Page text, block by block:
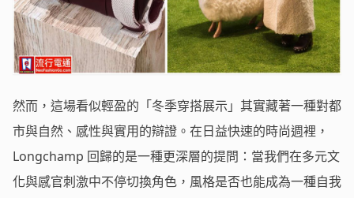
然而，這場看似輕盈的「冬季穿搭展示」其實藏著一種對都
市與自然、感性與實用的辯證。在日益快速的時尚週裡，
Longchamp 回歸的是一種更深層的提問：當我們在多元文
化與感官刺激中不停切換角色，風格是否也能成為一種自我